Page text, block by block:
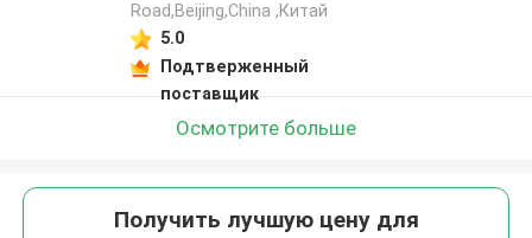
Road,Beijing,China ,Китай
5.0
Подтверженный
поставщик
Осмотрите больше
Получить лучшую цену для